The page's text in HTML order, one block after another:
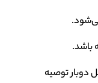
دوبار توصیه